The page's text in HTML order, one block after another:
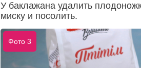
У баклажана удалить
миску и посолить.
Фото 3